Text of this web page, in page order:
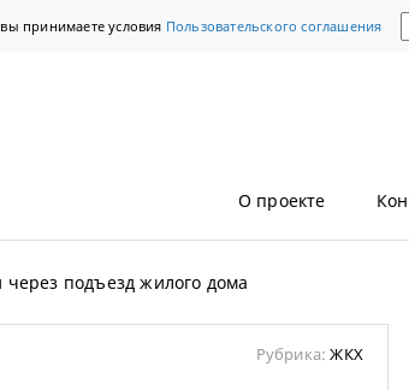
принимаете условия Пользовательского соглашения
О проекте
подъезд жилого дома
Рубрика:ЖКХ